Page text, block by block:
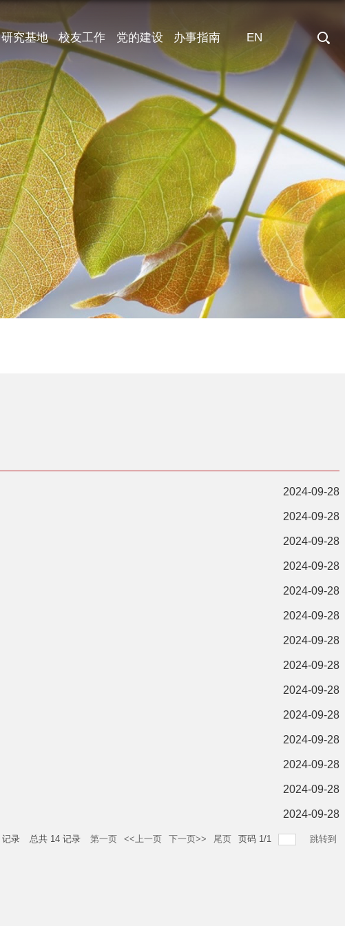
研究基地 校友工作 党的建设 办事指南 EN
2024-09-28
2024-09-28
2024-09-28
2024-09-28
2024-09-28
2024-09-28
2024-09-28
2024-09-28
2024-09-28
2024-09-28
2024-09-28
2024-09-28
2024-09-28
2024-09-28
记录 总共 14 记录 第一页 <<上一页 下一页>> 尾页 页码 1/1 跳转到